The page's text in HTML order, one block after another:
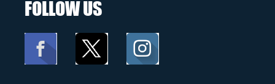
FOLLOW US